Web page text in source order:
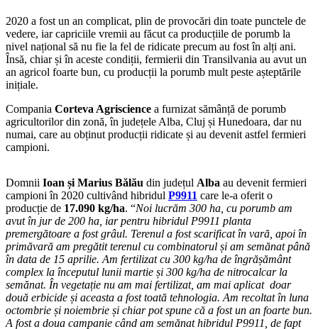
2020 a fost un an complicat, plin de provocări din toate punctele de
vedere, iar capriciile vremii au făcut ca producțiile de porumb la
nivel național să nu fie la fel de ridicate precum au fost în alți ani.
Însă, chiar și în aceste condiții, fermierii din Transilvania au avut un
an agricol foarte bun, cu producții la porumb mult peste așteptările
inițiale.
Compania Corteva Agriscience a furnizat sămânță de porumb
agricultorilor din zonă, în județele Alba, Cluj și Hunedoara, dar nu
numai, care au obținut producții ridicate și au devenit astfel fermieri
campioni.
Domnii Ioan și Marius Bălău din județul Alba au devenit fermieri
campioni în 2020 cultivând hibridul P9911 care le-a oferit o
producție de 17.090 kg/ha. “Noi lucrăm 300 ha, cu porumb am
avut în jur de 200 ha, iar pentru hibridul P9911 planta
premergătoare a fost grâul. Terenul a fost scarificat în vară, apoi în
primăvară am pregătit terenul cu combinatorul și am semănat până
în data de 15 aprilie. Am fertilizat cu 300 kg/ha de îngrășământ
complex la începutul lunii martie și 300 kg/ha de nitrocalcar la
semănat. În vegetație nu am mai fertilizat, am mai aplicat doar
două erbicide și aceasta a fost toată tehnologia. Am recoltat în luna
octombrie și noiembrie și chiar pot spune că a fost un an foarte bun.
A fost a doua campanie când am semănat hibridul P9911, de fapt